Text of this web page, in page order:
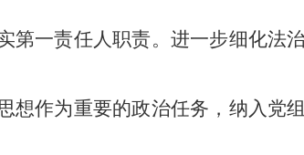
第一责任人职责。进一步细化法
想作为重要的政治任务 ，纳入党